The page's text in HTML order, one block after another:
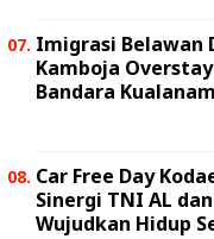
Imigrasi Belawan
Kamboja
Bandara
Car Free Day
Sinergi TNI AL
Wujudkan Hidup